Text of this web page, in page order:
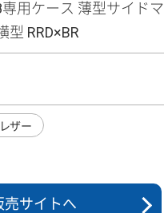
専用ケース 薄型サイドマ
型 RRD×BR
レザー
売サイトへ